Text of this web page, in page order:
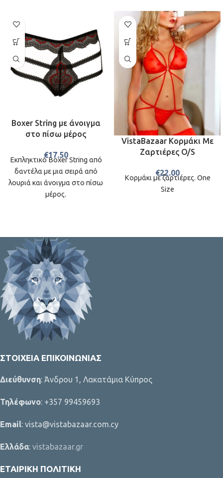
Boxer String με άνοιγμα
στο πίσω μέρος
€17.50
Εκπληκτικό Boxer String από
δαντέλα με μια σειρά από
λουριά και άνοιγμα στο πίσω
μέρος.
VistaBazaar Κορμάκι Mε
Ζαρτιέρες O/S
€22.00
Κορμάκι με ζαρτιέρες. One
Size
ΣΤΟΙΧΕΊΑ ΕΠΙΚΟΙΝΩΝΊΑΣ
Διεύθυνση: Άνδρου 1, Λακατάμια Κύπρος
Τηλέφωνο: +357 99459693
Email: vista@vistabazaar.com.cy
Ελλάδα: vistabazaar.gr
ΕΤΑΙΡΙΚΉ ΠΟΛΙΤΙΚΉ